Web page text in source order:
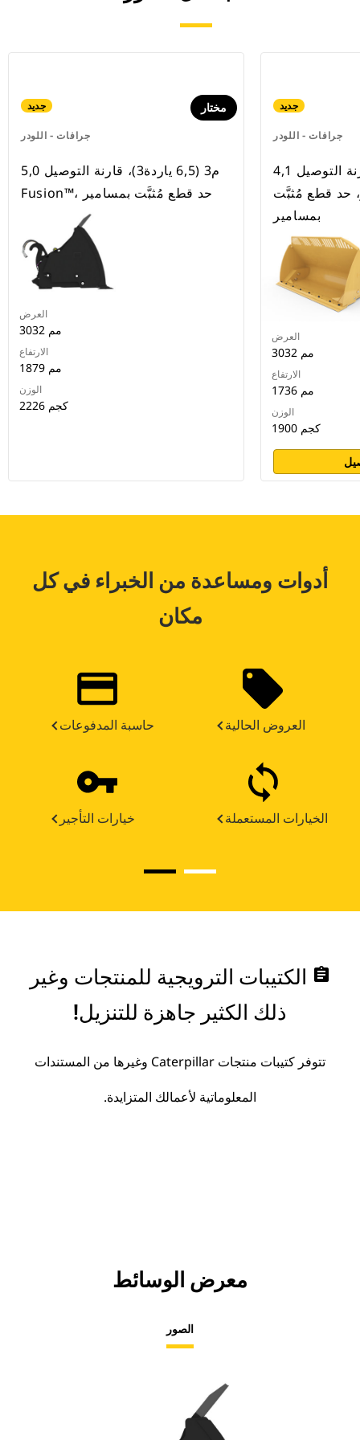
جديد
جرافات - اللودر
مختار
5,0 م3 (6,5 ياردة3)، قارنة التوصيل
Fusion™‎، حد قطع مُثبَّت بمسامير
العرض
3032 مم
الارتفاع
1879 مم
الوزن
2226 كجم
جديد
جرافات - اللودر
4,1 م3 (5,4 ياردة3)، قارنة التوصيل
حد قطع مُثبَّت
بمسامير
العرض
3032 مم
الارتفاع
1736 مم
الوزن
1900 كجم
أدوات ومساعدة من الخبراء في كل
مكان
حاسبة المدفوعات العروض الحالية
خيارات التأجير الخيارات المستعملة
assignment الكتيبات الترويجية للمنتجات وغير
ذلك الكثير جاهزة للتنزيل!
تتوفر كتيبات منتجات Caterpillar وغيرها من المستندات
المعلوماتية لأعمالك المتزايدة.
معرض الوسائط
الصور